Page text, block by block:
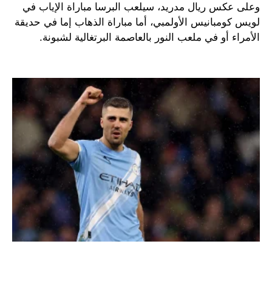
وعلى عكس ريال مدريد، سيلعب البرسا مباراة الإياب في
لويس كومبانيس الأولمبي، أما مباراة الذهاب إما في حديقة
الأمراء أو في ملعب النور بالعاصمة البرتغالية لشبونة.